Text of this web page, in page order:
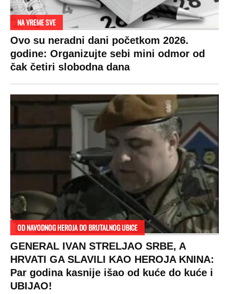
NA VREME SVE
Ovo su neradni dani početkom 2026.
godine: Organizujte sebi mini odmor od
čak četiri slobodna dana
OD NAVODNOG HEROJA DO BRUTALNOG UBICE
GENERAL IVAN STRELJAO SRBE, A
HRVATI GA SLAVILI KAO HEROJA KNINA:
Par godina kasnije išao od kuće do kuće i
UBIJAO!